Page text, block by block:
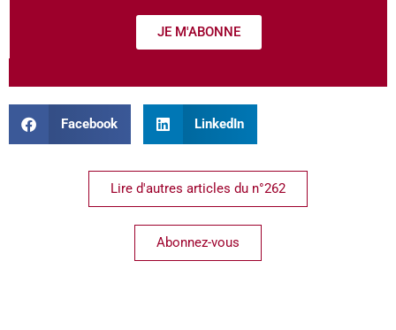
JE M'ABONNE
Facebook LinkedIn
Lire d'autres articles du n°262
Abonnez-vous